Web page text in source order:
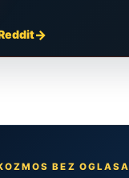
BEZ OGLASA